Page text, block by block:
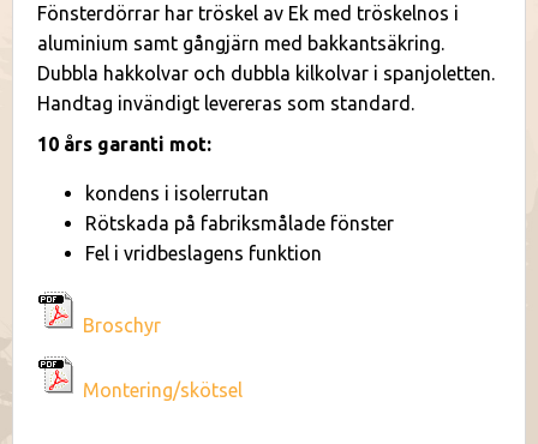
Fönsterdörrar har tröskel av Ek med tröskelnos i
aluminium samt gångjärn med bakkantsäkring.
Dubbla hakkolvar och dubbla kilkolvar i spanjoletten.
Handtag invändigt levereras som standard.
10 års garanti mot:
kondens i isolerrutan
Rötskada på fabriksmålade fönster
Fel i vridbeslagens funktion
Broschyr
Montering/skötsel